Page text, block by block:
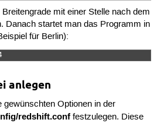
mit einer Stelle nach dem
Danach startet man das Programm in
für Berlin):
anlegen
gewünschten Optionen in der
redshift.conffestzulegen. Diese